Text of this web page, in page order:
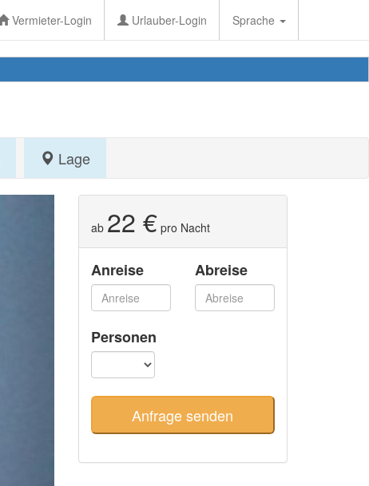
Vermieter-Login Urlauber-Login Sprache
Lage
ab 22 € pro Nacht
Anreise Abreise
Personen